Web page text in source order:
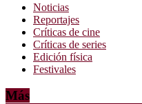
Noticias
Reportajes
Críticas de cine
Críticas de series
Edición física
Festivales
Más